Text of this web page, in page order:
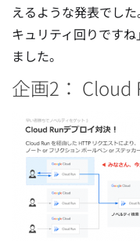
えるような発表でし
キュリティ回りです
ました。
企画2： Cloud